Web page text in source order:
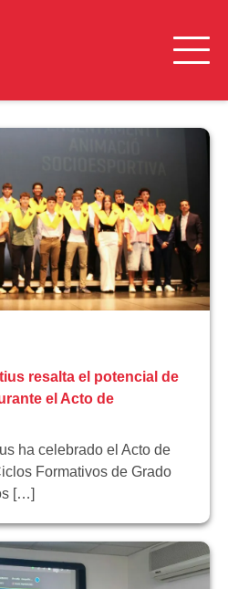
resalta el potencial de
el Acto de
ha celebrado el Acto de
Formativos de Grado
[…]